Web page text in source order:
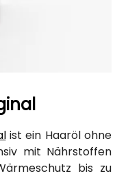
ist ein Haaröl ohne
mit Nährstoffen
bis zu